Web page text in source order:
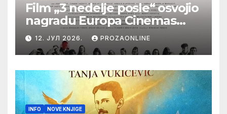
Film „3 nedelje posle“ osvojio
nagradu Europa Cinemas
Label na Filmskom festivalu
u Karlovim Varima
12. ЈУЛ 2026. PROZAONLINE
INFO NOVE KNJIGE